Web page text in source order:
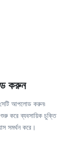
করুন
আপলোড করুন৷
করে ব্যবসায়িক চুক্তি
সমর্থন করে।